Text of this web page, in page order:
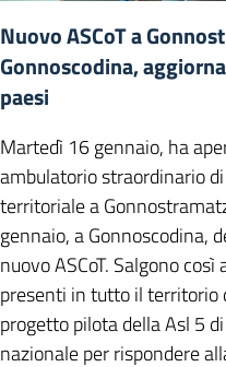
Nuovo ASCoT a
Gonnoscodina,
paesi
Martedì 16 gennaio, ha
ambulatorio straordinario
territoriale a
gennaio, a Gonnoscodina,
nuovo ASCoT. Salgono così
presenti in tutto il territorio
progetto pilota della Asl 5
nazionale per rispondere